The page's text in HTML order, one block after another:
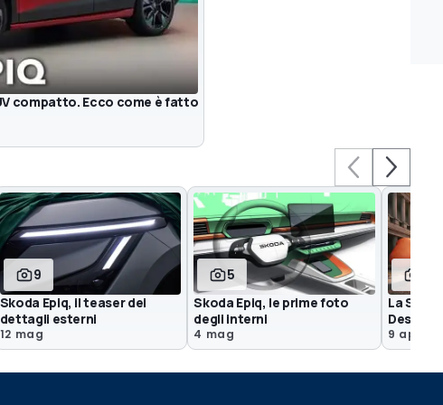
compatto. Ecco come è fatto
9
Skoda Epiq, il teaser dei
dettagli esterni
12 mag
5
Skoda Epiq, le prime foto
degli interni
4 mag
La
Design
9 apr